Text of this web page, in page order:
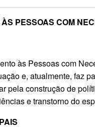
PESSOAS COM
às Pessoas com
e, atualmente, faz
pela construção de
e transtorno do